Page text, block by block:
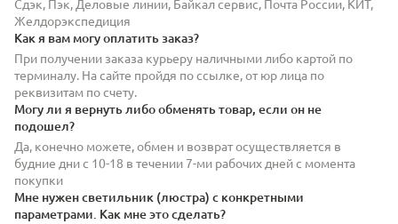
Сдэк, Пэк, Деловые линии, Байкал сервис, Почта России, КИТ,
Желдорэкспедиция
Как я вам могу оплатить заказ?
При получении заказа курьеру наличными либо картой по
терминалу. На сайте пройдя по ссылке, от юр лица по
реквизитам по счету.
Могу ли я вернуть либо обменять товар, если он не
подошел?
Да, конечно можете, обмен и возврат осуществляется в
будние дни с 10-18 в течении 7-ми рабочих дней с момента
покупки
Мне нужен светильник (люстра) с конкретными
параметрами. Как мне это сделать?